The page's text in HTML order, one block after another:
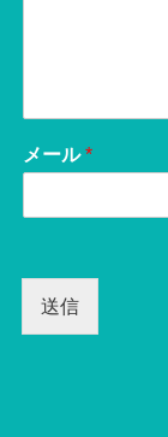
メール*
送信